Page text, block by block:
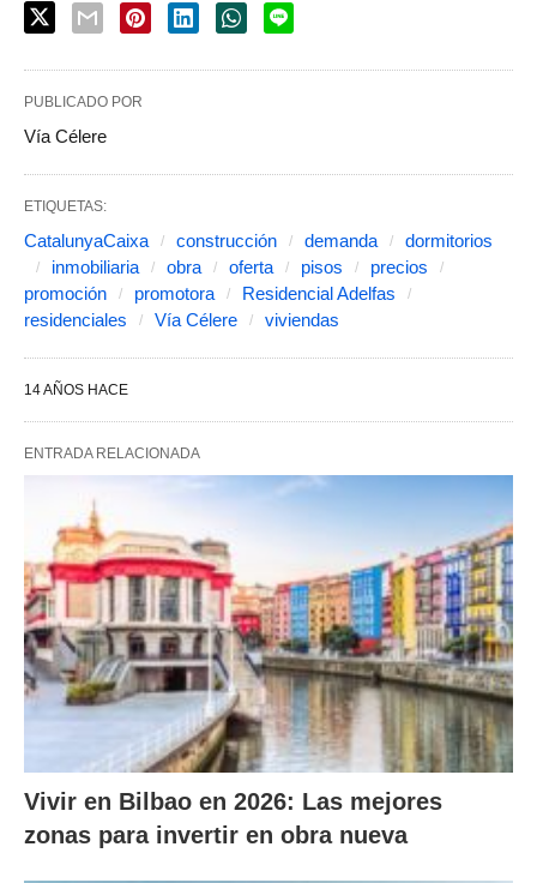
PUBLICADO POR
Vía Célere
ETIQUETAS:
CatalunyaCaixa construcción demanda
dormitorios
inmobiliaria
obra oferta pisos
precios
promoción
promotora
Residencial Adelfas
residenciales
Vía Célere viviendas
14 AÑOS HACE
ENTRADA RELACIONADA
Vivir en Bilbao en 2026: Las mejores
zonas para invertir en obra nueva